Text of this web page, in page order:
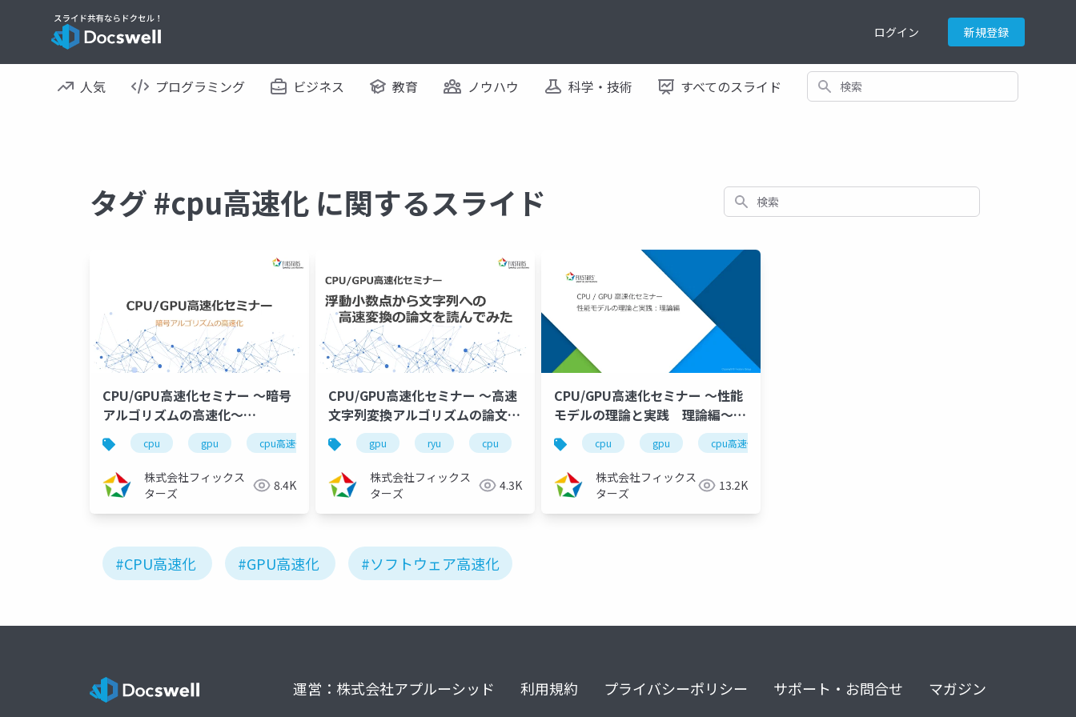
ログイン 新規登録
人気 プログラミング ビジネス 教育 ノウハウ 科学・技術 すべてのスライド 検索
タグ #cpu高速化 に関するスライド 検索
CPU/GPU高速化セミナー ～暗号
アルゴリズムの高速化～
（2024/05/27）
cpu gpu cpu高速化 gpu高速化 暗号 アルゴリズム モンゴメリ乗算 intel
株式会社フィックス
ターズ
8.4K
CPU/GPU高速化セミナー ～高速
文字列変換アルゴリズムの論文を
読んでみた～（2023/02/01）
gpu ryu cpu 高速化シリーズ cpugpu高速化
株式会社フィックス
ターズ
4.3K
CPU/GPU高速化セミナー ～性能
モデルの理論と実践 理論編～
（2022/01/28）
cpu gpu cpu高速化
株式会社フィックス
ターズ
13.2K
#CPU高速化 #GPU高速化 #ソフトウェア高速化
運営：株式会社アプルーシッド 利用規約 プライバシーポリシー サポート・お問合せ マガジン